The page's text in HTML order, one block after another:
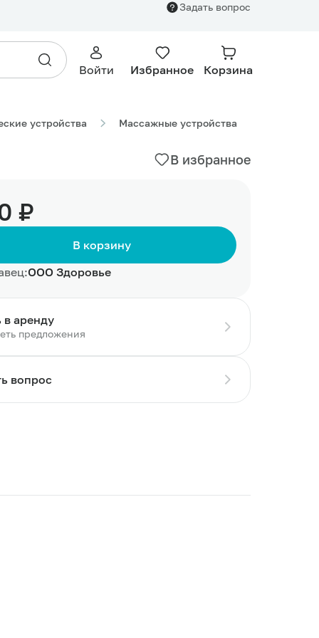
Задать вопрос
Войти Избранное Корзина
устройства Массажные устройства
580.00 ₽ В корзину
В избранное
₽
В корзину
ООО Здоровье
в аренду
предложения
вопрос